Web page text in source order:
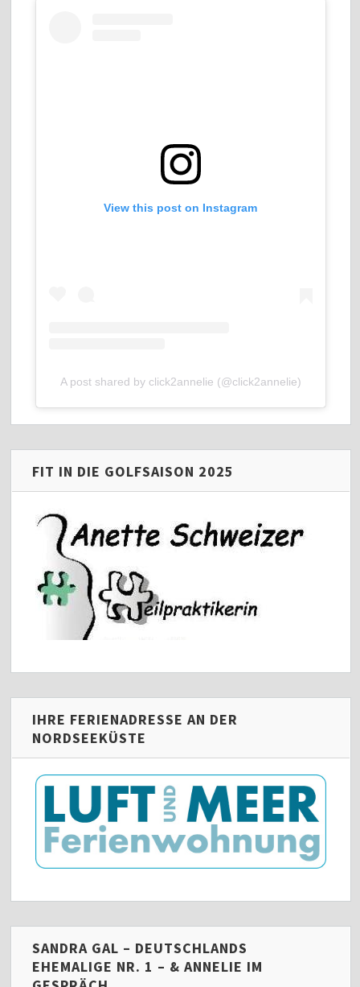
View this post on Instagram
A post shared by click2annelie (@click2annelie)
FIT IN DIE GOLFSAISON 2025
IHRE FERIENADRESSE AN DER
NORDSEEKÜSTE
SANDRA GAL – DEUTSCHLANDS
EHEMALIGE NR. 1 – & ANNELIE IM